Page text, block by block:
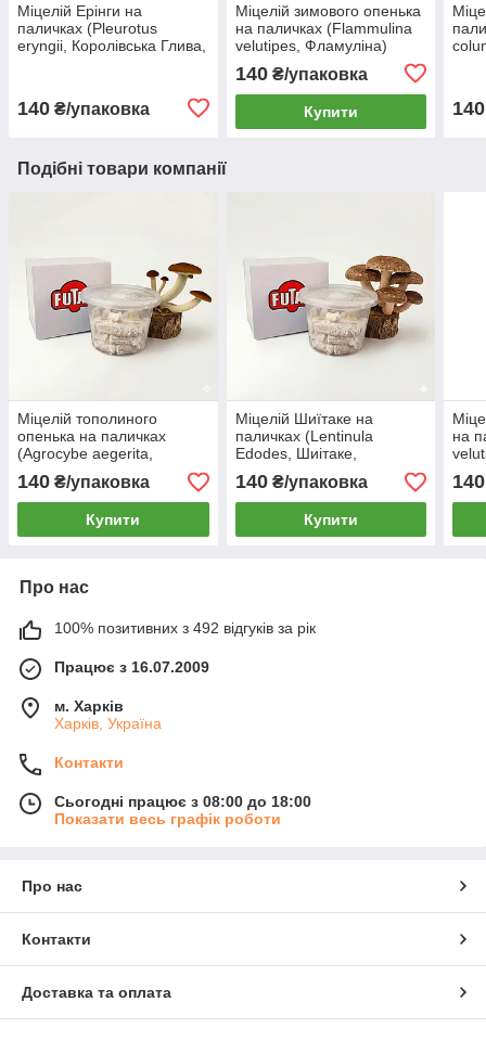
Міцелій Ерінги на
паличках (Pleurotus
eryngii, Королівська Глива,
140 ₴/упаковка
Міцелій зимового опенька
на паличках (Flammulina
velutipes, Фламуліна)
140₴/упаковка
Купити 140
Подібні товари компанії
Міцелій тополиного
опенька на паличках
(Agrocybe aegerita,
Агроцибе) 60шт
140 ₴/упаковка
Купити
Міцелій Шиїтаке на
паличках (Lentinula
Edodes, Шиітаке,
Імператорський гриб) 60
шт
140₴/упаковка
Купити
на
140
Про нас
100% позитивних з 492 відгуків за рік
Працює з 16.07.2009
м. Харків
Харків, Україна
Контакти
Сьогодні працює з 08:00 до 18:00
Показати весь графік роботи
Про нас
Контакти
Доставка та оплата